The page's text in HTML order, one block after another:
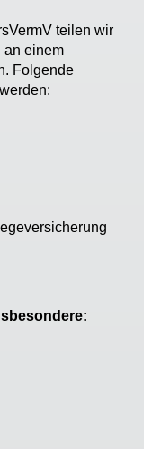
teilen wir
an einem
Folgende